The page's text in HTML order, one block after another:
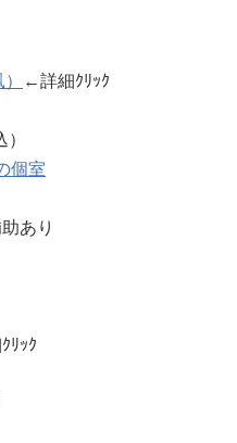
←詳細ｸﾘｯｸ
個室
あり
ﾘｯｸ